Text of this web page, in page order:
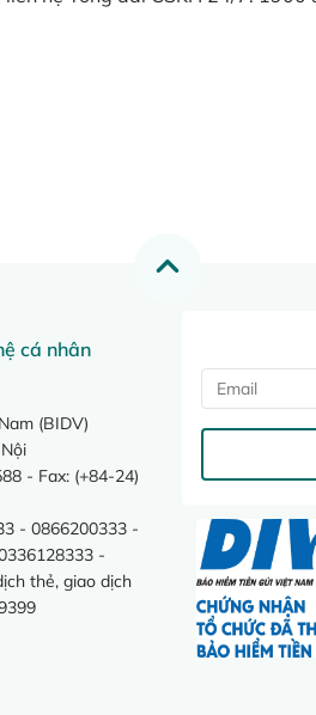
cá nhân
(BIDV)
- Fax: (+84-24)
- 0866200333 -
-
thẻ, giao dịch